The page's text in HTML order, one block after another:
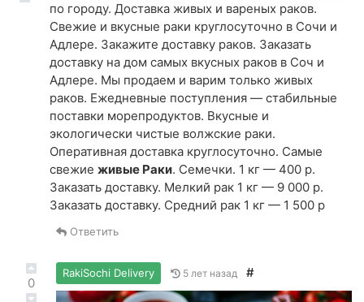
по городу. Доставка живых и вареных раков.
Свежие и вкусные раки круглосуточно в Сочи и
Адлере. Закажите доставку раков. Заказать
доставку на дом самых вкусных раков в Соч и
Адлере. Мы продаем и варим только живых
раков. Ежедневные поступления — стабильные
поставки морепродуктов. Вкусные и
экологически чистые волжские раки.
Оперативная доставка круглосуточно. Самые
свежие живые Раки. Семечки. 1 кг — 400 р.
Заказать доставку. Мелкий рак 1 кг — 9 000 р.
Заказать доставку. Средний рак 1 кг — 1 500 р
Ответить
0
RakiSochi Delivery 5 лет назад #